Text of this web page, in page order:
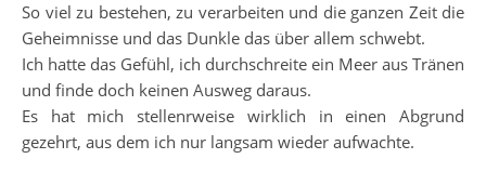
So viel zu bestehen, zu verarbeiten und die ganzen Zeit die
Geheimnisse und das Dunkle das über allem schwebt.
Ich hatte das Gefühl, ich durchschreite ein Meer aus Tränen
und finde doch keinen Ausweg daraus.
Es hat mich stellenrweise wirklich in einen Abgrund
gezehrt, aus dem ich nur langsam wieder aufwachte.